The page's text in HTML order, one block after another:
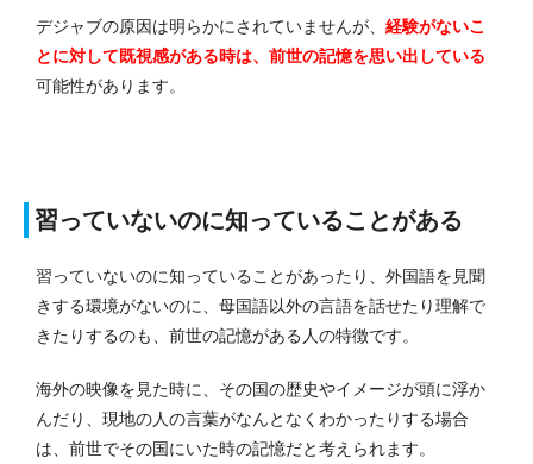
デジャブの原因は明らかにされていませんが、 経験がないこ
とに対して既視感がある時は、前世の記憶を思い出している
可能性があります。
習っていないのに知っていることがある
習っていないのに知っていることがあったり、外国語を見聞
きする環境がないのに、母国語以外の言語を話せたり理解で
きたりするのも、前世の記憶がある人の特徴です。
海外の映像を見た時に、その国の歴史やイメージが頭に浮か
んだり、現地の人の言葉がなんとなくわかったりする場合
は、前世でその国にいた時の記憶だと考えられます。